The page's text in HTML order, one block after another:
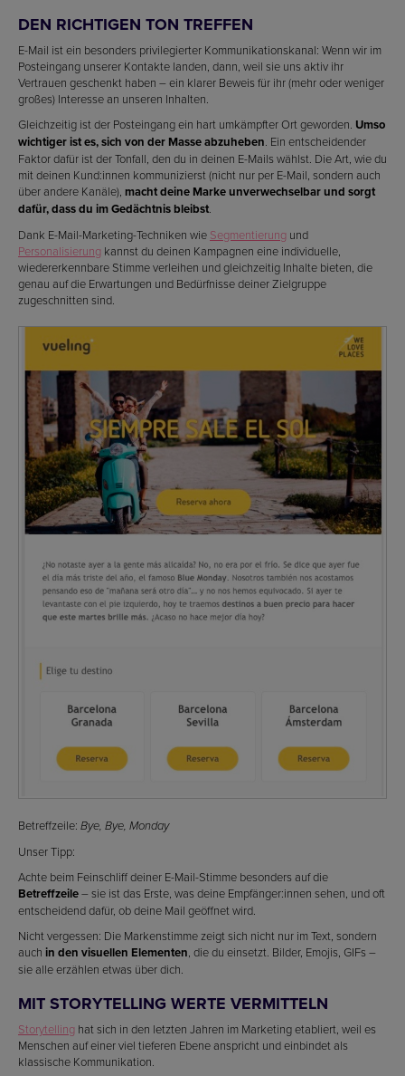
DEN RICHTIGEN TON TREFFEN
E-Mail ist ein besonders privilegierter Kommunikationskanal: Wenn wir im
Posteingang unserer Kontakte landen, dann, weil sie uns aktiv ihr
Vertrauen geschenkt haben – ein klarer Beweis für ihr (mehr oder weniger
großes) Interesse an unseren Inhalten.
Gleichzeitig ist der Posteingang ein hart umkämpfter Ort geworden. Umso
wichtiger ist es, sich von der Masse abzuheben. Ein entscheidender
Faktor dafür ist der Tonfall, den du in deinen E-Mails wählst. Die Art, wie du
mit deinen Kund:innen kommunizierst (nicht nur per E-Mail, sondern auch
über andere Kanäle), macht deine Marke unverwechselbar und sorgt
dafür, dass du im Gedächtnis bleibst.
Dank E-Mail-Marketing-Techniken wie Segmentierung und
Personalisierung kannst du deinen Kampagnen eine individuelle,
wiedererkennbare Stimme verleihen und gleichzeitig Inhalte bieten, die
genau auf die Erwartungen und Bedürfnisse deiner Zielgruppe
zugeschnitten sind.
Betreffzeile: Bye, Bye, Monday
Unser Tipp:
Achte beim Feinschliff deiner E-Mail-Stimme besonders auf die
Betreffzeile– sie ist das Erste, was deine Empfänger:innen sehen, und oft
entscheidend dafür, ob deine Mail geöffnet wird.
Nicht vergessen: Die Markenstimme zeigt sich nicht nur im Text, sondern
auch in den visuellen Elementen, die du einsetzt. Bilder, Emojis, GIFs –
sie alle erzählen etwas über dich.
MIT STORYTELLING WERTE VERMITTELN
Storytelling hat sich in den letzten Jahren im Marketing etabliert, weil es
Menschen auf einer viel tieferen Ebene anspricht und einbindet als
klassische Kommunikation.